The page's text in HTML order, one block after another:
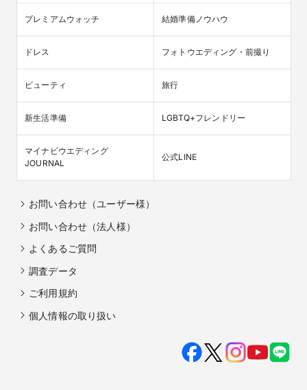
プレミアムウォッチ 結婚準備ノウハウ
ドレス フォトウエディング・前撮り
ビューティ 旅行
新生活準備 LGBTQ+フレンドリー
マイナビウエディング
JOURNAL
公式LINE
お問い合わせ（ユーザー様）
お問い合わせ（法人様）
よくあるご質問
調査データ
ご利用規約
個人情報の取り扱い